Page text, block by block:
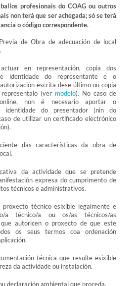
profesionais do COAG ou outros
non terá que ser achegada; só se terá
o código correspondente.
de Obra de adecuación de local
en representación, copia dos
identidade do representante e o
escrita dese último ou copia
(ver modelo). No caso de
online, non é necesario aportar o
identidade do presentador (nin do
de utilizar un certificado electrónico
das características da obra de
da actividade que se pretende
expresa do cumprimento de
técnicos e administrativos.
proxecto técnico esixible legalmente e
a técnico/a ou os/as técnicos/as
autoricen o proxecto de que este
os seus termos coa ordenación
técnica que resulte esixible
da actividade ou instalación.
declaración ambiental que proceda.